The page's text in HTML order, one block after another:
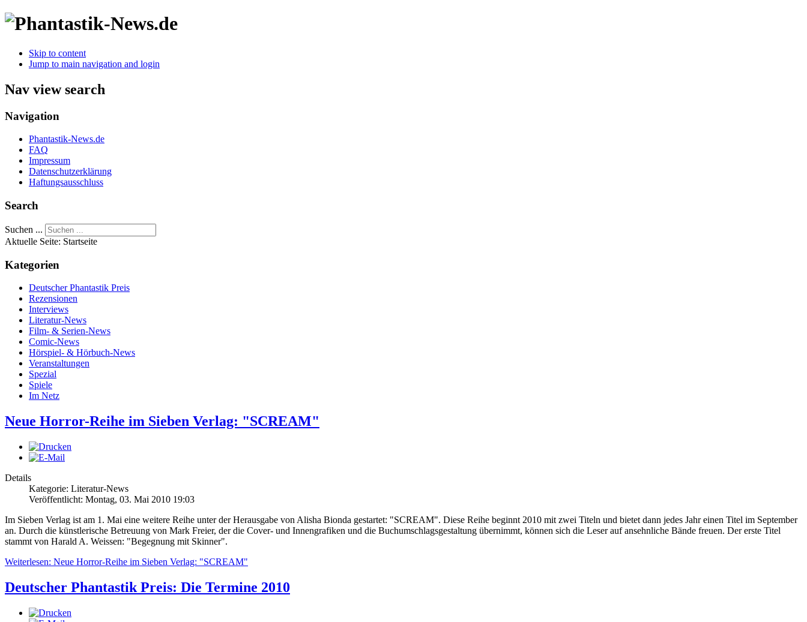
Skip to content
Jump to main navigation and login
Nav view search
Navigation
Phantastik-News.de
FAQ
Impressum
Datenschutzerklärung
Haftungsausschluss
Search
Suchen ...
Aktuelle Seite: Startseite
Kategorien
Deutscher Phantastik Preis
Rezensionen
Interviews
Literatur-News
Film- & Serien-News
Comic-News
Hörspiel- & Hörbuch-News
Veranstaltungen
Spezial
Spiele
Im Netz
Neue Horror-Reihe im Sieben Verlag: "SCREAM"
Details
Kategorie: Literatur-News
Veröffentlicht: Montag, 03. Mai 2010 19:03
Im Sieben Verlag ist am 1. Mai eine weitere Reihe unter der Herausgabe von Alisha Bionda gestartet: "SCREAM". Diese Reihe beginnt 2010 mit zwei Titeln und bietet dann jedes Jahr einen Titel im September
an. Durch die künstlerische Betreuung von Mark Freier, der die Cover- und Innengrafiken und die Buchumschlagsgestaltung übernimmt, können sich die Leser auf ansehnliche Bände freuen. Der erste Titel
stammt von Harald A. Weissen: "Begegnung mit Skinner".
Weiterlesen: Neue Horror-Reihe im Sieben Verlag: "SCREAM"
Deutscher Phantastik Preis: Die Termine 2010